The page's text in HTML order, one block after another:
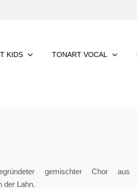
KIDS TONART VOCAL
gemischter Chor aus
der Lahn.